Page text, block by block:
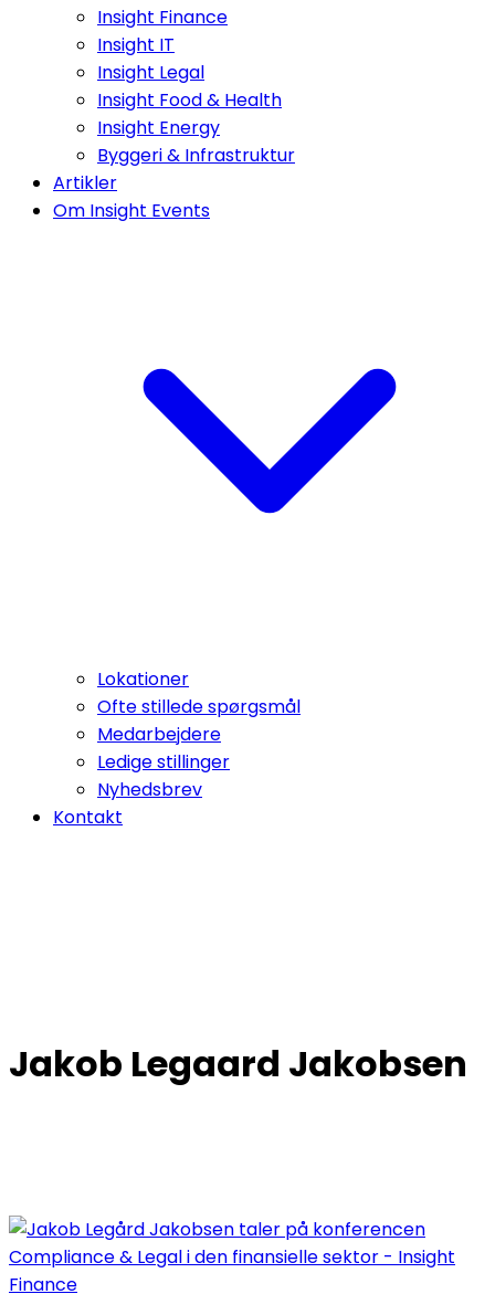
Insight Finance
Insight IT
Insight Legal
Insight Food & Health
Insight Energy
Byggeri & Infrastruktur
Artikler
Om Insight Events
Lokationer
Ofte stillede spørgsmål
Medarbejdere
Ledige stillinger
Nyhedsbrev
Kontakt
Jakob Legaard Jakobsen